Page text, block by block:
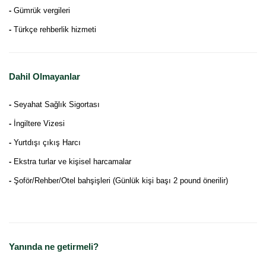
- Gümrük vergileri
- Türkçe rehberlik hizmeti
Dahil Olmayanlar
- Seyahat Sağlık Sigortası
- İngiltere Vizesi
- Yurtdışı çıkış Harcı
- Ekstra turlar ve kişisel harcamalar
- Şoför/Rehber/Otel bahşişleri (Günlük kişi başı 2 pound önerilir)
Yanında ne getirmeli?